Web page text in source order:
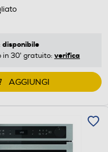
disponibile
in 30' gratuito: verifica
AGGIUNGI